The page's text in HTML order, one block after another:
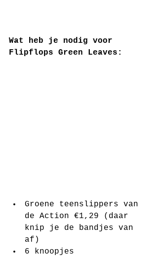
Wat heb je nodig voor
Flipflops Green Leaves:
Groene teenslippers van
de Action €1,29 (daar
knip je de bandjes van
af)
6 knoopjes